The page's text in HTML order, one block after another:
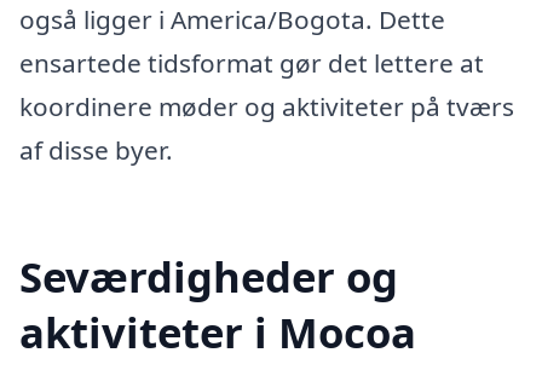
også ligger i America/Bogota. Dette
ensartede tidsformat gør det lettere at
koordinere møder og aktiviteter på tværs
af disse byer.
Seværdigheder og
aktiviteter i Mocoa